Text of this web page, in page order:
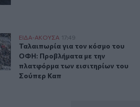
τον κόσμο του ΟΦΗ: Προβλήματα με
ΕΙΔΑ-ΑΚΟΥΣΑ 17:49
Ταλαιπωρία για τον κόσμο του
Ταλαιπωρία για τον κόσμο του
ΟΦΗ: Προβλήματα με την
πλατφόρμα των εισιτηρίων του
Σούπερ Καπ